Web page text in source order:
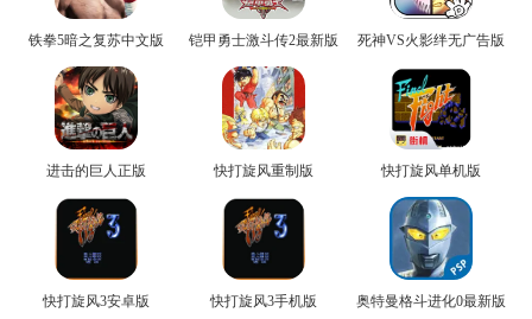
铁拳5暗之复苏中文版 铠甲勇士激斗传2最新版 死神VS火影绊无广告版
进击的巨人正版 快打旋风重制版 快打旋风单机版
快打旋风3安卓版 快打旋风3手机版 奥特曼格斗进化0最新版